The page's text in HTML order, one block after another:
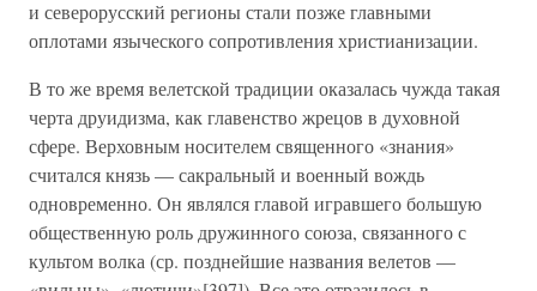
и северорусский регионы стали позже главными
оплотами языческого сопротивления христианизации.
В то же время велетской традиции оказалась чужда такая
черта друидизма, как главенство жрецов в духовной
сфере. Верховным носителем священного «знания»
считался князь — сакральный и военный вождь
одновременно. Он являлся главой игравшего большую
общественную роль дружинного союза, связанного с
культом волка (ср. позднейшие названия велетов —